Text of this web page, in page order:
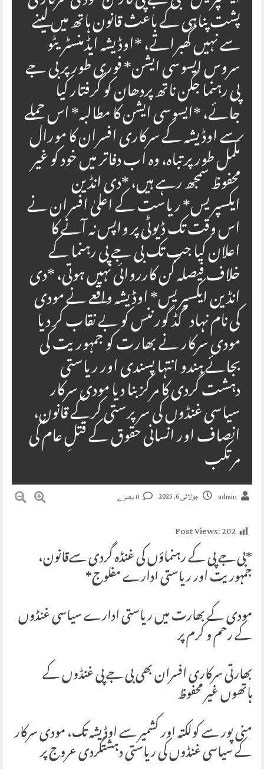
پشت پناہی کے باعث قانون ہاتھ میں لینے
سے نہیں گھبراتے، *اوڈیشہ ایڈمنسٹریٹو
سروس ایسوسی ایشن* فوری طور پر بی جے
پی رہنما جگن ناتھ پردھان کو گرفتار کیا
جائے، *ایسوسی ایشن کا مطالبہ* اس حملے
سے اوڈیشہ کے سرکاری افسران کا مورال
مکمل طور پر تباہ، وہ اب دفاتر میں خود کو غیر
محفوظ سمجھ رہے ہیں، *دی انڈین
ایکسپریس* ریاست کے اعلیٰ افسران نے
اس وقت تک ڈیوٹی پر واپس نہ آنے کا
اعلان کیا جب تک بی جے پی رہنما کے
خلاف فیصلہ کُن کارروائی نہیں ہوتی، *دی
انڈین ایکسپریس* اوڈیشہ واقعے نے مودی
کی نام نہاد گڈ گورننس کو بے نقاب کر دیا
مودی سرکار نے بھارت کو جمہوریت کی
بجائے ہندو انتہا پسندی اور ریاستی
دہشت گردی کا مرکز بنا دیا مودی سرکار
سیاسی غنڈوں کی سرپرستی کرکے قانون،
انصاف اور انسانی حقوق کے قتلِ عام کی
مرتکب
admin جولائی 6, 2025
Post Views:202
*بی جے پی کے رہنماؤں کی غنڈہ گردی سےقانون،
جمہوریت اور ریاستی ادارے مفلوج*
مودی کے بھارت میں ریاستی ادارے سیاسی غنڈوں
کے رحم و کرم پر
بھارتی سرکاری افسران بھی بی جے پی غنڈوں کے
ہاتھوں غیر محفوظ
منی پور سے کولکتہ اور کشمیر سے اوڈیشہ تک، مودی سرکار
کے سیاسی غنڈوں کی ریاستی دہشتگردی عروج پر